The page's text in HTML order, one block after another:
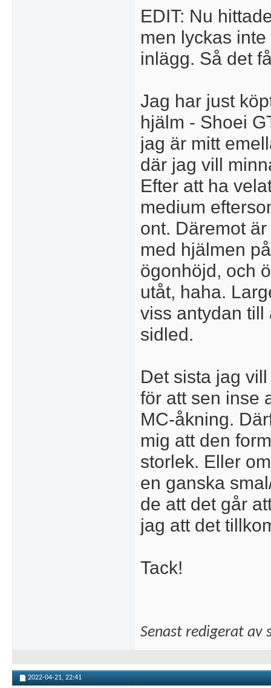
EDIT: Nu
men lyckas
inlägg. Så det
Jag har just
hjälm - Shoei
jag är mitt
där jag vill
Efter att ha
medium
ont. Däremot
med hjälmen
ögonhöjd, och
utåt, haha.
viss antydan till
sidled.
Det sista jag
för att sen inse
MC-åkning.
mig att den
storlek. Eller
en ganska
de att det går
jag att det
Tack!
Senast redigerat av
2022-04-21, 22:41